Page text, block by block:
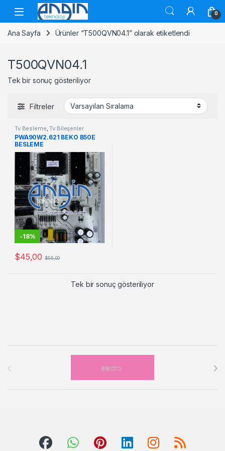
Skip to navigation
Skip to content
0
Ana Sayfa Ürünler “T500QVN04.1” olarak etiketlendi
T500QVN04.1
Tek bir sonuç gösteriliyor
Filtreler
Tv Besleme ,Tv Bileşenler
PWA90W2.621 BEKO B50E
BESLEME
-18%
$45,00 $55,00
Tek bir sonuç gösteriliyor
Brands Carousel